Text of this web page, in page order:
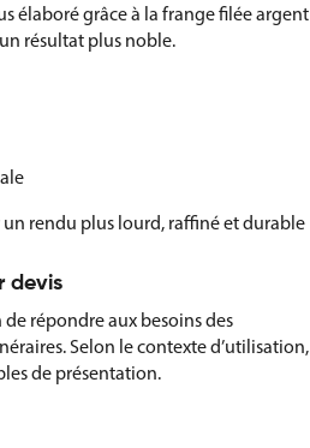
élaboré grâce à la frange filée argent
résultat plus noble.
rendu plus lourd, raffiné et durable
devis
répondre aux besoins des
Selon le contexte d’utilisation,
de présentation.